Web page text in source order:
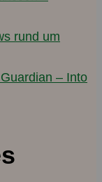
rund um
– Into